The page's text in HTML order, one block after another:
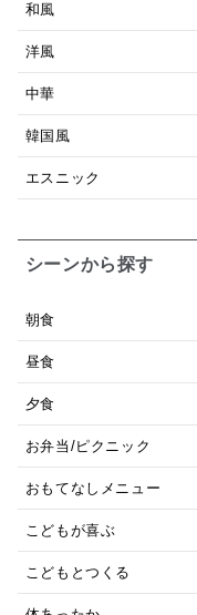
和風
洋風
中華
韓国風
エスニック
シーンから探す
朝食
昼食
夕食
お弁当/ピクニック
おもてなしメニュー
こどもが喜ぶ
こどもとつくる